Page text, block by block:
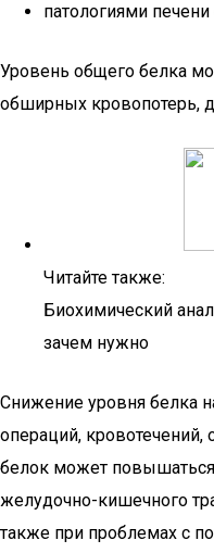
патологиями
Уровень общего белка
обширных кровопотерь,
Читайте также:
Биохимический
зачем нужно
Снижение уровня белка
операций,
белок может
желудочно-кишечного
также при проблемах с